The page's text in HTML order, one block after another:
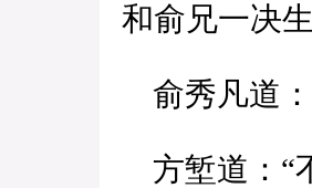
和俞兄一决
俞秀凡道：
方堑道：“